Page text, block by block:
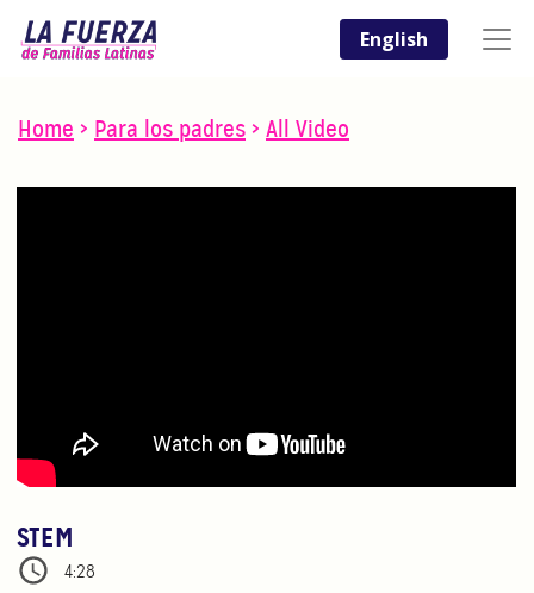
English
Home > Para los padres > All Video
STEM
4:28